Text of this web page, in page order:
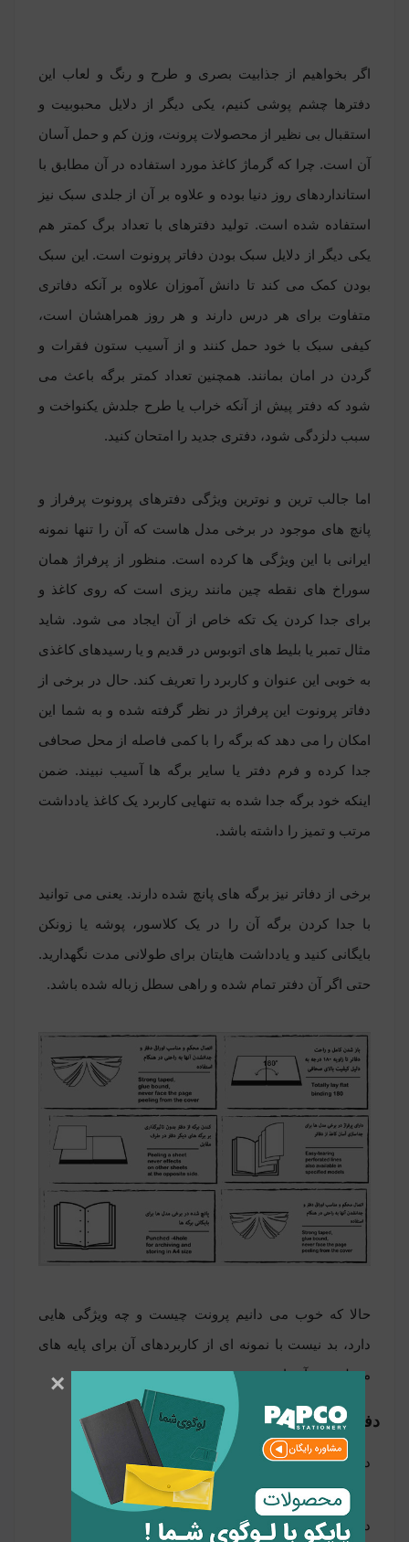
اگر بخواهیم از جذابیت بصری و طرح و رنگ و لعاب این
دفترها چشم پوشی کنیم، یکی دیگر از دلایل محبوبیت و
استقبال بی نظیر از محصولات پرونت، وزن کم و حمل آسان
آن است. چرا که گرماژ کاغذ مورد استفاده در آن مطابق با
استانداردهای روز دنیا بوده و علاوه بر آن از جلدی سبک نیز
استفاده شده است. تولید دفترهای با تعداد برگ کمتر هم
یکی دیگر از دلایل سبک بودن دفاتر پرونوت است. این سبک
بودن کمک می کند تا دانش آموزان علاوه بر آنکه دفاتری
متفاوت برای هر درس دارند و هر روز همراهشان است،
کیفی سبک با خود حمل کنند و از آسیب ستون فقرات و
گردن در امان بمانند. همچنین تعداد کمتر برگه باعث می
شود که دفتر پیش از آنکه خراب یا طرح جلدش یکنواخت و
سبب دلزدگی شود، دفتری جدید را امتحان کنید.
اما جالب ترین و نوترین ویژگی دفترهای پرونوت پرفراز و
پانچ های موجود در برخی مدل هاست که آن را تنها نمونه
ایرانی با این ویژگی ها کرده است. منظور از پرفراژ همان
سوراخ های نقطه چین مانند ریزی است که روی کاغذ و
برای جدا کردن یک تکه خاص از آن ایجاد می شود. شاید
مثال تمبر یا بلیط های اتوبوس در قدیم و یا رسیدهای کاغذی
به خوبی این عنوان و کاربرد را تعریف کند. حال در برخی از
دفاتر پرونوت این پرفراژ در نظر گرفته شده و به شما این
امکان را می دهد که برگه را با کمی فاصله از محل صحافی
جدا کرده و فرم دفتر یا سایر برگه ها آسیب نبیند. ضمن
اینکه خود برگه جدا شده به تنهایی کاربرد یک کاغذ یادداشت
مرتب و تمیز را داشته باشد.
برخی از دفاتر نیز برگه های پانچ شده دارند. یعنی می توانید
با جدا کردن برگه آن را در یک کلاسور، پوشه یا زونکن
بایگانی کنید و یادداشت هایتان برای طولانی مدت نگهدارید.
حتی اگر آن دفتر تمام شده و راهی سطل زباله شده باشد.
حالا که خوب می دانیم پرونت چیست و چه ویژگی هایی
دارد، بد نیست با نمونه ای از کاربردهای آن برای پایه های
مختلف نیز آشنا شویم :
دفتر مشق پرونوت برای کلاس اولی ها
دفتر مشق فارسی : دفتر پرونوت یک خط 60 برگ
دفتر مشق نگارش : دفتر پرونوت یک خط 60 برگ
×